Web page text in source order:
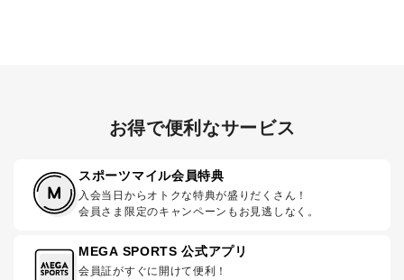
お得で便利なサービス
スポーツマイル会員特典
入会当日からオトクな特典が盛りだくさん！
会員さま限定のキャンペーンもお見逃しなく。
MEGA SPORTS 公式アプリ
会員証がすぐに開けて便利！